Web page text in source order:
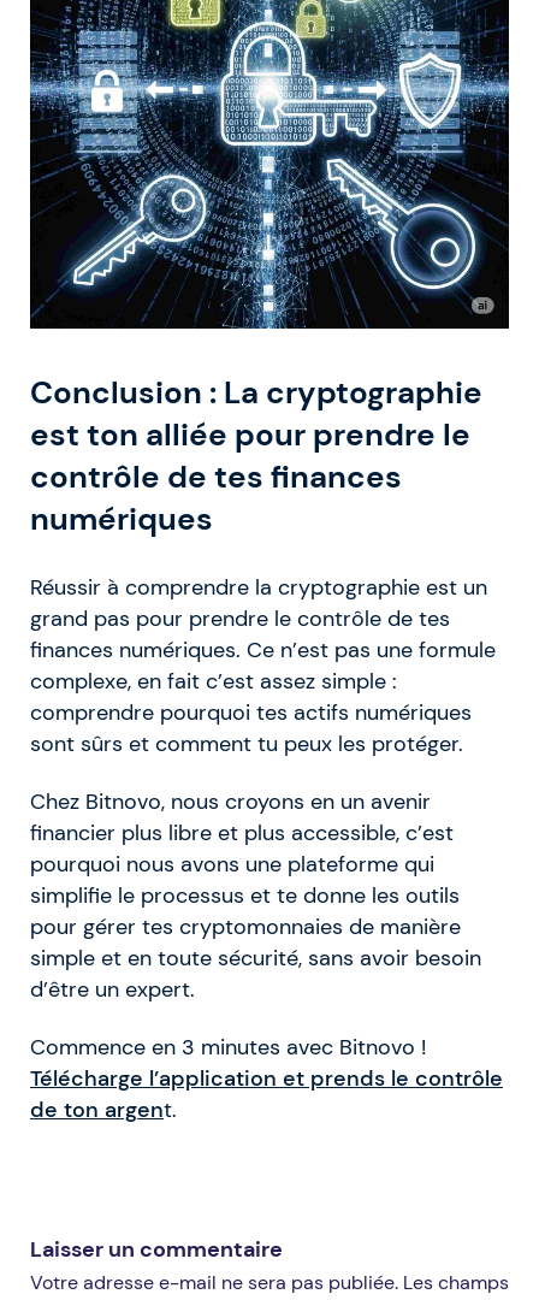
Conclusion : La cryptographie
est ton alliée pour prendre le
contrôle de tes finances
numériques
Réussir à comprendre la cryptographie est un
grand pas pour prendre le contrôle de tes
finances numériques. Ce n’est pas une formule
complexe, en fait c’est assez simple :
comprendre pourquoi tes actifs numériques
sont sûrs et comment tu peux les protéger.
Chez Bitnovo, nous croyons en un avenir
financier plus libre et plus accessible, c’est
pourquoi nous avons une plateforme qui
simplifie le processus et te donne les outils
pour gérer tes cryptomonnaies de manière
simple et en toute sécurité, sans avoir besoin
d’être un expert.
Commence en 3 minutes avec Bitnovo !
Télécharge l’application et prends le contrôle
de ton argent.
Laisser un commentaire
Votre adresse e-mail ne sera pas publiée. Les champs